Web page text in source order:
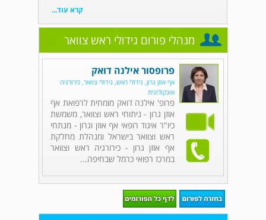
קרא עוד...
מנהלי פורום גידולי ראש צוואר
פרופסור אילנה דואק
אף אוזן גרון, גידולי ראש, גידולי צוואר, כירורגיה
אונקולוגית
פרופ' אילנה דואק מומחית לרפואת אף
אוזן גרון - ניתוחי ראש וצוואר, משמשת
כיו"ר איגוד רופאי אף אוזן וגרון - מנתחי
ראש וצוואר בישראל ומנהלת מחלקת
אף אוזן גרון - כירורגיה ראש וצוואר
במרכז רפואי כרמל שבחיפה...